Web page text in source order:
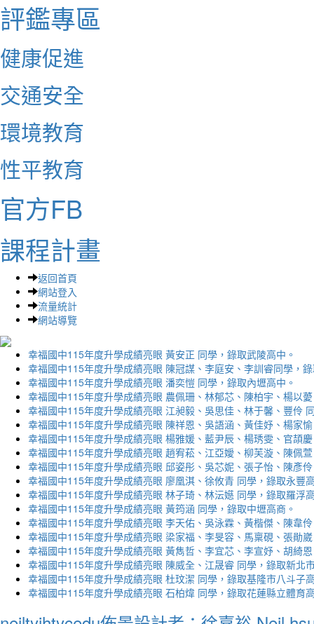
評鑑專區
健康促進
交通安全
環境教育
性平教育
官方FB
課程計畫
返回首頁
網站登入
流量統計
網站導覽
幸福國中115年度升學成績亮眼 黃安正 同學，錄取武陵高中。
幸福國中115年度升學成績亮眼 陳冠謀、李庭安、李訓睿同學，
幸福國中115年度升學成績亮眼 潘奕愷 同學，錄取內壢高中。
幸福國中115年度升學成績亮眼 農佩珊、林郁芯、陳柏宇、楊以
幸福國中115年度升學成績亮眼 江昶毅、吳思佳、林于馨、豐伶
幸福國中115年度升學成績亮眼 陳祥恩、吳語涵、黃佳妤、楊家
幸福國中115年度升學成績亮眼 楊雅媛、藍尹辰、楊琇雯、官頡
幸福國中115年度升學成績亮眼 趙宥菘、江亞嬡、柳芙漩、陳佩
幸福國中115年度升學成績亮眼 邱姿彤、吳芯妮、張子怡、陳彥
幸福國中115年度升學成績亮眼 廖凰淇、徐攸青 同學，錄取永豐
幸福國中115年度升學成績亮眼 林子琦、林沄嬨 同學，錄取羅浮
幸福國中115年度升學成績亮眼 黃筠涵 同學，錄取中壢高商。
幸福國中115年度升學成績亮眼 李天佑、吳泳霖、黃楷傑、陳韋
幸福國中115年度升學成績亮眼 梁家福、李旻容、馬稟硯、張勛
幸福國中115年度升學成績亮眼 黃雋哲、李宜芯、李宣妤、胡綺
幸福國中115年度升學成績亮眼 陳威全、江晟睿 同學，錄取新北
幸福國中115年度升學成績亮眼 杜玟潔 同學，錄取基隆市八斗子
幸福國中115年度升學成績亮眼 石柏煒 同學，錄取花蓮縣立體育